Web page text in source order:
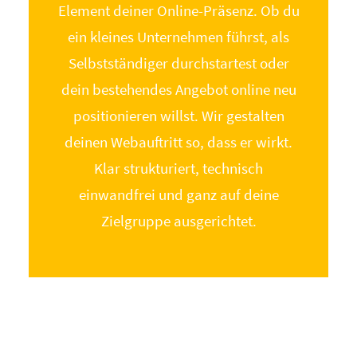
Element deiner Online-Präsenz. Ob du
ein kleines Unternehmen führst, als
Selbstständiger durchstartest oder
dein bestehendes Angebot online neu
positionieren willst. Wir gestalten
deinen Webauftritt so, dass er wirkt.
Klar strukturiert, technisch
einwandfrei und ganz auf deine
Zielgruppe ausgerichtet.